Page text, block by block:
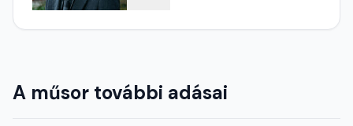
A műsor további adásai